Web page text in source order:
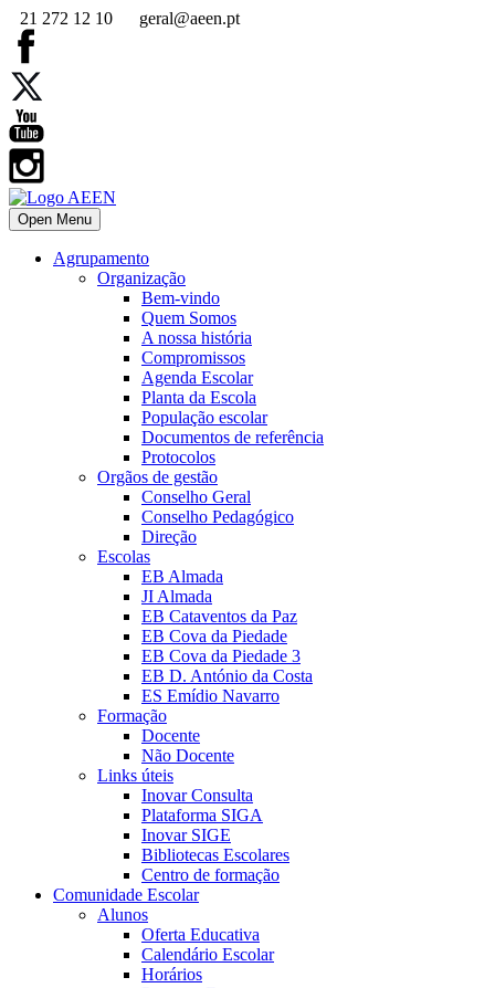
21 272 12 10 geral@aeen.pt
Open Menu
Agrupamento
Organização
Bem-vindo
Quem Somos
A nossa história
Compromissos
Agenda Escolar
Planta da Escola
População escolar
Documentos de referência
Protocolos
Orgãos de gestão
Conselho Geral
Conselho Pedagógico
Direção
Escolas
EB Almada
JI Almada
EB Cataventos da Paz
EB Cova da Piedade
EB Cova da Piedade 3
EB D. António da Costa
ES Emídio Navarro
Formação
Docente
Não Docente
Links úteis
Inovar Consulta
Plataforma SIGA
Inovar SIGE
Bibliotecas Escolares
Centro de formação
Comunidade Escolar
Alunos
Oferta Educativa
Calendário Escolar
Horários